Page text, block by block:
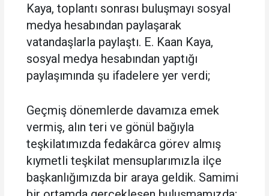
Kaya, toplantı sonrası buluşmayı sosyal
medya hesabından paylaşarak
vatandaşlarla paylaştı. E. Kaan Kaya,
sosyal medya hesabından yaptığı
paylaşımında şu ifadelere yer verdi;
Geçmiş dönemlerde davamıza emek
vermiş, alın teri ve gönül bağıyla
teşkilatımızda fedakârca görev almış
kıymetli teşkilat mensuplarımızla ilçe
başkanlığımızda bir araya geldik. Samimi